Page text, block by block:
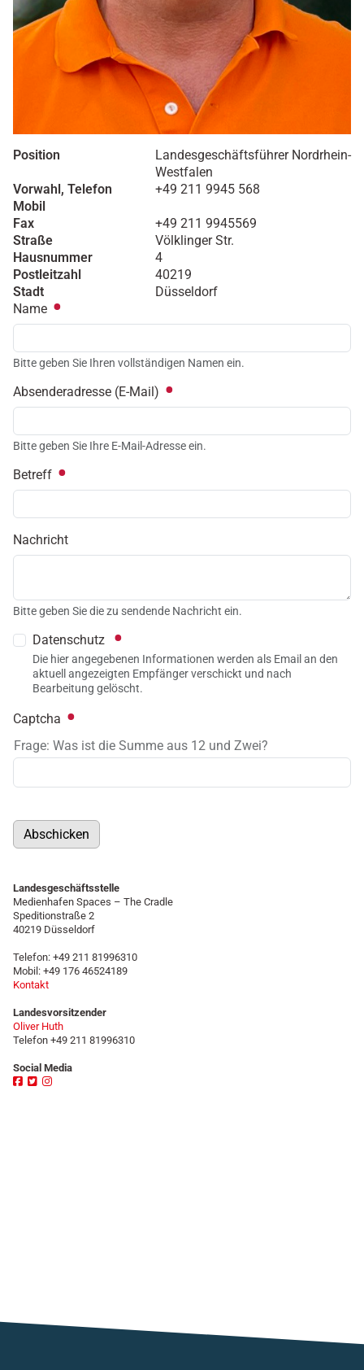
Position
Landesgeschäftsführer Nordrhein-
Westfalen
Vorwahl, Telefon
+49 211 9945 568
Mobil
Fax
+49 211 9945569
Straße
Völklinger Str.
Hausnummer
4
Postleitzahl
40219
Stadt
Düsseldorf
Name
Bitte geben Sie Ihren vollständigen Namen ein.
Absenderadresse (E-Mail)
Bitte geben Sie Ihre E-Mail-Adresse ein.
Betreff
Nachricht
Bitte geben Sie die zu sendende Nachricht ein.
Datenschutz
Die hier angegebenen Informationen werden als Email an den
aktuell angezeigten Empfänger verschickt und nach
Bearbeitung gelöscht.
Captcha
Frage: Was ist die Summe aus 12 und Zwei?
Abschicken
Landesgeschäftsstelle
Medienhafen Spaces – The Cradle
Speditionstraße 2
40219 Düsseldorf
Telefon: +49 211 81996310
Mobil: +49 176 46524189
Kontakt
Landesvorsitzender
Oliver Huth
Telefon +49 211 81996310
Social Media